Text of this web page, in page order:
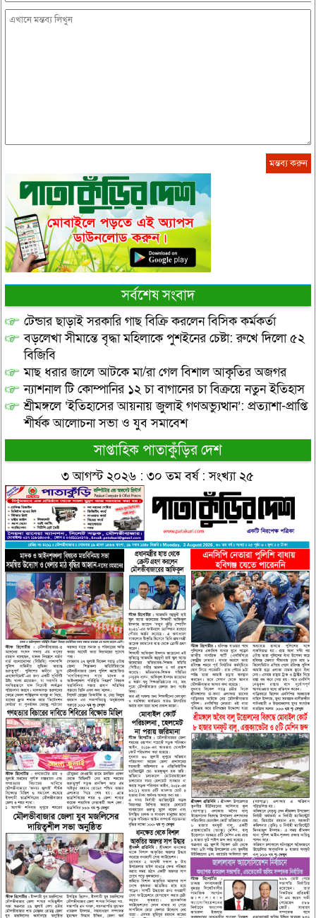
সর্বশেষ সংবাদ
টেন্ডার ছাড়াই সরকারি গাছ বিক্রি করলেন বিসিক কর্মকর্তা
বড়লেখা সীমান্তে বৃদ্ধা মহিলাকে পুশইনের চেষ্টা: রুখে দিলো ৫২
বিজিবি
মাছ ধরার জালে আটকে মা/রা গেল বিশাল আকৃতির অজগর
ন্যাশনাল টি কোম্পানির ১২ চা বাগানের চা বিক্রয়ে নতুন ইতিহাস
শ্রীমঙ্গলে ‘ইতিহাসের আয়নায় জুলাই গণঅভ্যুত্থান’: প্রত্যাশা-প্রাপ্তি
শীর্ষক আলোচনা সভা ও যুব সমাবেশ
সাপ্তাহিক পাতাকুঁড়ির দেশ
৩ আগস্ট ২০২৬ : ৩০ তম বর্ষ : সংখ্যা ২৫